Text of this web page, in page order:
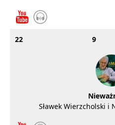
22 9
Sławek Wierzcholski i